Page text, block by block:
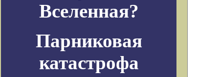
Вселенная?
Парниковая
катастрофа